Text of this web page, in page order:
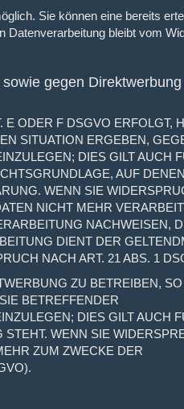
Sie können eine bereits
Datenverarbeitung bleibt vom
gegen
ODER F DSGVO ERFOLGT,
SITUATION ERGEBEN,
DIES GILT AUCH
AUF
WENN SIE
NICHT MEHR
NACHWEISEN,
DIENT DER
NACH ART. 21 ABS. 1
ZU BETREIBEN,
BETREFFENDER
DIES GILT AUCH
WENN SIE
ZUM ZWECKE DER